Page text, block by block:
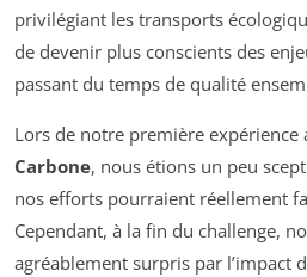
privilégiant les transports
de devenir plus conscients des
passant du temps de qualité
Lors de notre première expérience
Carbone, nous étions un peu
nos efforts pourraient réellement
Cependant, à la fin du challenge,
agréablement surpris par l’impact